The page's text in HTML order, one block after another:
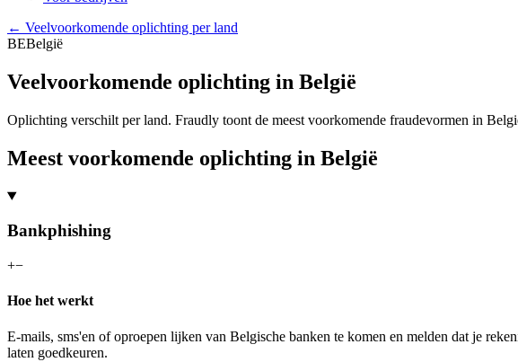
← Veelvoorkomende oplichting per land
BEBelgië
Veelvoorkomende oplichting in België
Oplichting verschilt per land. Fraudly toont de meest voorkomende fraudevormen in
Meest voorkomende oplichting in België
Bankphishing
+−
Hoe het werkt
E-mails, sms'en of oproepen lijken van Belgische banken te komen en melden dat je
laten goedkeuren.